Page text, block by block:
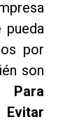
pueda
por
son
Para
Evitar